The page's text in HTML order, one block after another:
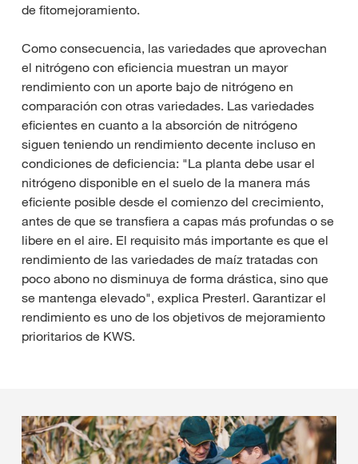
de fitomejoramiento.
Como consecuencia, las variedades que aprovechan
el nitrógeno con eficiencia muestran un mayor
rendimiento con un aporte bajo de nitrógeno en
comparación con otras variedades. Las variedades
eficientes en cuanto a la absorción de nitrógeno
siguen teniendo un rendimiento decente incluso en
condiciones de deficiencia: "La planta debe usar el
nitrógeno disponible en el suelo de la manera más
eficiente posible desde el comienzo del crecimiento,
antes de que se transfiera a capas más profundas o se
libere en el aire. El requisito más importante es que el
rendimiento de las variedades de maíz tratadas con
poco abono no disminuya de forma drástica, sino que
se mantenga elevado", explica Presterl. Garantizar el
rendimiento es uno de los objetivos de mejoramiento
prioritarios de KWS.